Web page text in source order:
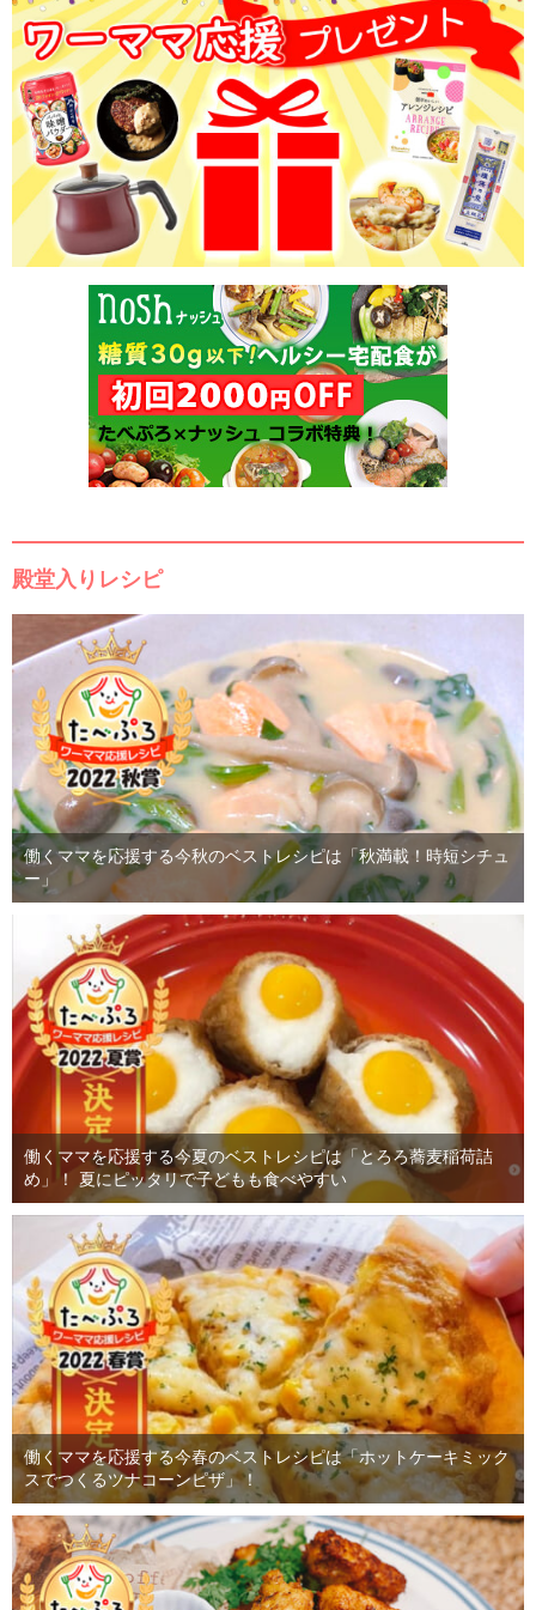
殿堂入りレシピ
働くママを応援する今秋のベストレシピは「秋満載！時短シチュ
ー」
働くママを応援する今夏のベストレシピは「とろろ蕎麦稲荷詰
め」！ 夏にピッタリで子どもも食べやすい
働くママを応援する今春のベストレシピは「ホットケーキミック
スでつくるツナコーンピザ」！